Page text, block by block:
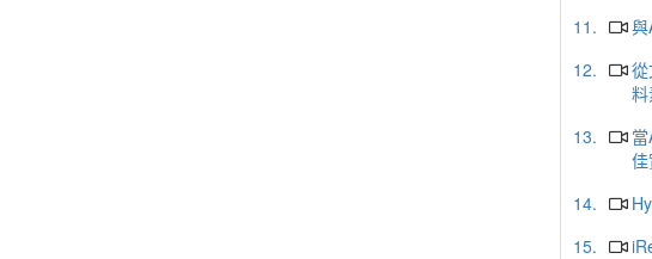
11.
12.
13.
14.
15.